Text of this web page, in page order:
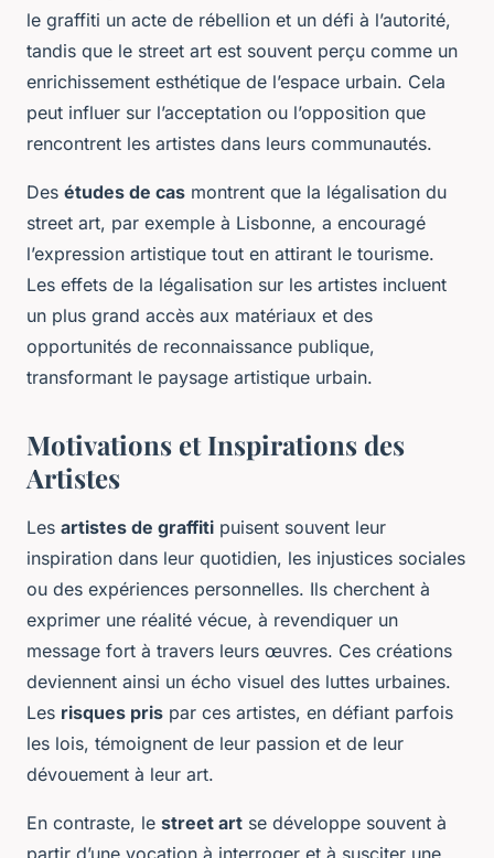
le graffiti un acte de rébellion et un défi à l’autorité,
tandis que le street art est souvent perçu comme un
enrichissement esthétique de l’espace urbain. Cela
peut influer sur l’acceptation ou l’opposition que
rencontrent les artistes dans leurs communautés.
Des études de cas montrent que la légalisation du
street art, par exemple à Lisbonne, a encouragé
l’expression artistique tout en attirant le tourisme.
Les effets de la légalisation sur les artistes incluent
un plus grand accès aux matériaux et des
opportunités de reconnaissance publique,
transformant le paysage artistique urbain.
Motivations et Inspirations des
Artistes
Les artistes de graffiti puisent souvent leur
inspiration dans leur quotidien, les injustices sociales
ou des expériences personnelles. Ils cherchent à
exprimer une réalité vécue, à revendiquer un
message fort à travers leurs œuvres. Ces créations
deviennent ainsi un écho visuel des luttes urbaines.
Les risques pris par ces artistes, en défiant parfois
les lois, témoignent de leur passion et de leur
dévouement à leur art.
En contraste, le street art se développe souvent à